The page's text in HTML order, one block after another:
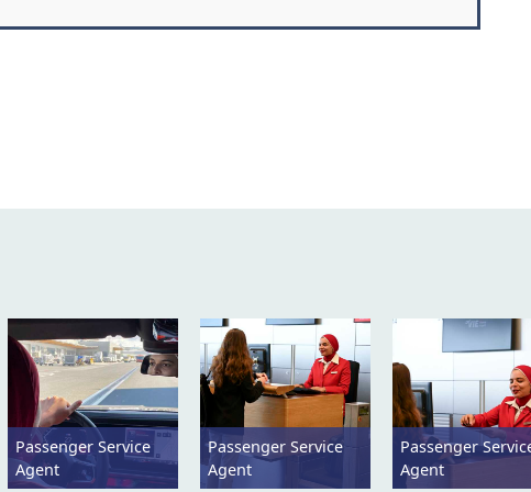
Passenger Service
Agent
Passenger
Agent
Passenger Service
Agent